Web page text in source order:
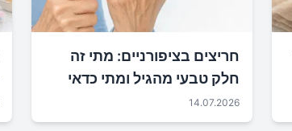
חריצים בציפורניים: מתי זה
חלק טבעי מהגיל ומתי כדאי
להיבדק?
14.07.2026